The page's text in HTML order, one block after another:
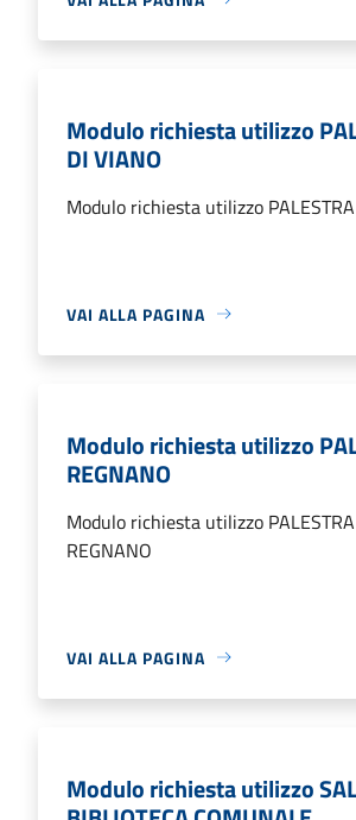
Modulo richiesta utilizzo
DI VIANO
Modulo richiesta utilizzo
VAI ALLA PAGINA
Modulo richiesta utilizzo
REGNANO
Modulo richiesta utilizzo PALESTRA
REGNANO
VAI ALLA PAGINA
Modulo richiesta utilizzo